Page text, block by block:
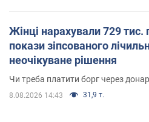
Жінці нарахували 729 тис.
покази зіпсованого
неочікуване рішення
Чи треба платити борг через
8.08.2026 14:43 31,9 т.